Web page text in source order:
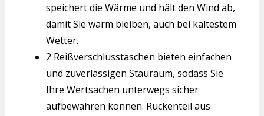
speichert die Wärme und hält den Wind ab,
damit Sie warm bleiben, auch bei kältestem
Wetter.
2 Reißverschlusstaschen bieten einfachen
und zuverlässigen Stauraum, sodass Sie
Ihre Wertsachen unterwegs sicher
aufbewahren können. Rückenteil aus